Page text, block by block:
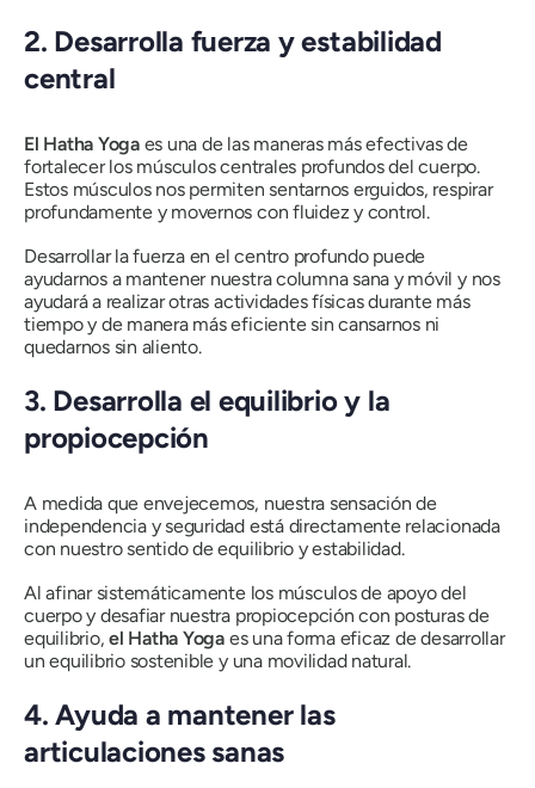
2. Desarrolla fuerza y ​​estabilidad
central
El Hatha Yogaes una de las maneras más efectivas de
fortalecer los músculos centrales profundos del cuerpo.
Estos músculos nos permiten sentarnos erguidos, respirar
profundamente y movernos con fluidez y control.
Desarrollar la fuerza en el centro profundo puede
ayudarnos a mantener nuestra columna sana y móvil y nos
ayudará a realizar otras actividades físicas durante más
tiempo y de manera más eficiente sin cansarnos ni
quedarnos sin aliento.
3. Desarrolla el equilibrio y la
propiocepción
A medida que envejecemos, nuestra sensación de
independencia y seguridad está directamente relacionada
con nuestro sentido de equilibrio y estabilidad.
Al afinar sistemáticamente los músculos de apoyo del
cuerpo y desafiar nuestra propiocepción con posturas de
equilibrio,el Hatha Yoga es una forma eficaz de desarrollar
un equilibrio sostenible y una movilidad natural.
4.Ayuda a mantener las
articulaciones sanas